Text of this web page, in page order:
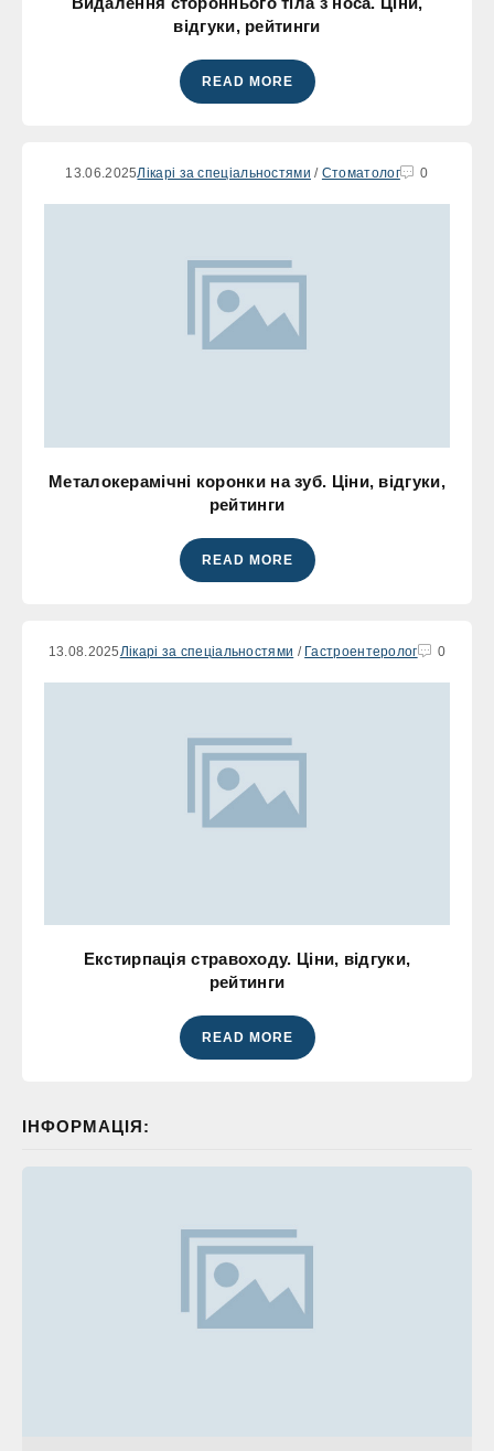
відгуки, рейтинги
READ MORE
13.06.2025Лікарі за спеціальностями / Стоматолог 0
Металокерамічні коронки на зуб. Ціни, відгуки,
рейтинги
READ MORE
13.08.2025 Лікарі за спеціальностями / Гастроентеролог 0
Екстирпація стравоходу. Ціни, відгуки,
рейтинги
READ MORE
ІНФОРМАЦІЯ: